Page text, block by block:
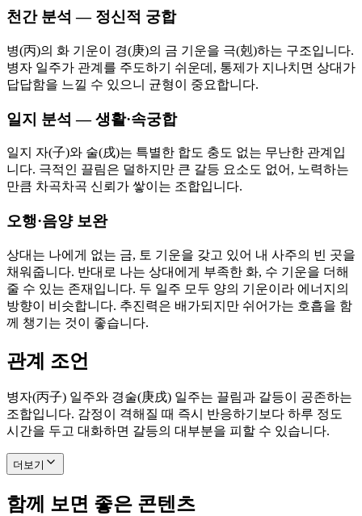
천간 분석 — 정신적 궁합
병(丙)의 화 기운이 경(庚)의 금 기운을 극(剋)하는 구조입니다.
병자 일주가 관계를 주도하기 쉬운데, 통제가 지나치면 상대가
답답함을 느낄 수 있으니 균형이 중요합니다.
일지 분석 — 생활·속궁합
일지 자(子)와 술(戌)는 특별한 합도 충도 없는 무난한 관계입
니다. 극적인 끌림은 덜하지만 큰 갈등 요소도 없어, 노력하는
만큼 차곡차곡 신뢰가 쌓이는 조합입니다.
오행·음양 보완
상대는 나에게 없는 금, 토 기운을 갖고 있어 내 사주의 빈 곳을
채워줍니다. 반대로 나는 상대에게 부족한 화, 수 기운을 더해
줄 수 있는 존재입니다. 두 일주 모두 양의 기운이라 에너지의
방향이 비슷합니다. 추진력은 배가되지만 쉬어가는 호흡을 함
께 챙기는 것이 좋습니다.
관계 조언
병자(丙子) 일주와 경술(庚戌) 일주는 끌림과 갈등이 공존하는
조합입니다. 감정이 격해질 때 즉시 반응하기보다 하루 정도
시간을 두고 대화하면 갈등의 대부분을 피할 수 있습니다.
더보기
함께 보면 좋은 콘텐츠